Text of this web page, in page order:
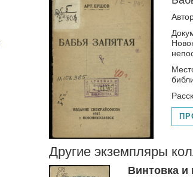
Другие экземпляры
Винтовка и